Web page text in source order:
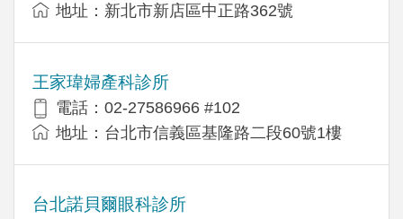
地址：新北市新店區中正路362號
王家瑋婦產科診所
電話：02-27586966 #102
地址：台北市信義區基隆路二段60號1樓
台北諾貝爾眼科診所